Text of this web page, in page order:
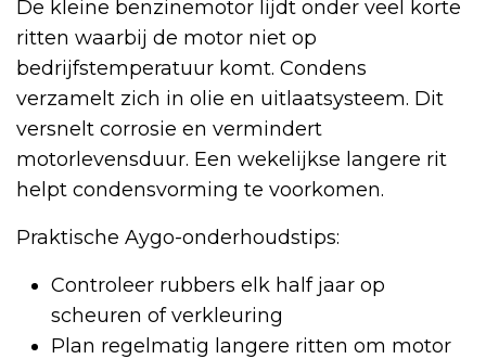
De kleine benzinemotor lijdt onder veel korte
ritten waarbij de motor niet op
bedrijfstemperatuur komt. Condens
verzamelt zich in olie en uitlaatsysteem. Dit
versnelt corrosie en vermindert
motorlevensduur. Een wekelijkse langere rit
helpt condensvorming te voorkomen.
Praktische Aygo-onderhoudstips:
Controleer rubbers elk half jaar op
scheuren of verkleuring
Plan regelmatig langere ritten om motor